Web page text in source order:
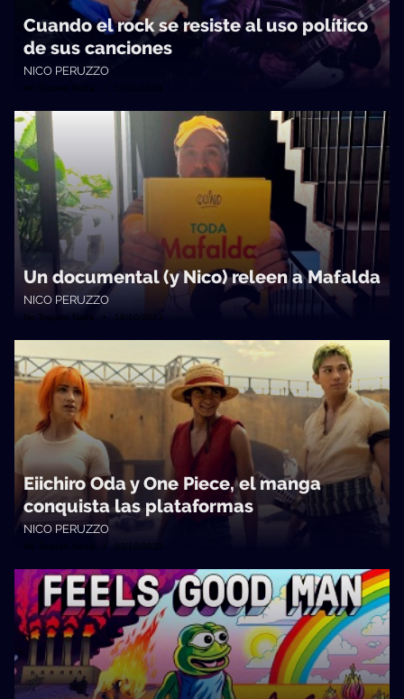
Cuando el rock se resiste al uso político
de sus canciones
NICO PERUZZO
No Toquen Nada • 17/11/2023
Un documental (y Nico) releen a Mafalda
NICO PERUZZO
No Toquen Nada • 18/10/2023
Eiichiro Oda y One Piece, el manga
conquista las plataformas
NICO PERUZZO
No Toquen Nada • 03/10/2023